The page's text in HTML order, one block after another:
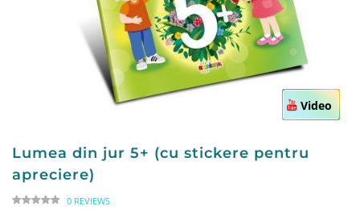
Video
Lumea din jur 5+ (cu stickere pentru
apreciere)
0 REVIEWS